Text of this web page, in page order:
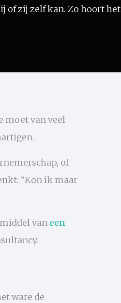
of zij zelf kan. Zo hoort het
moet van veel
of
“Kon ik maar
van een
ware de